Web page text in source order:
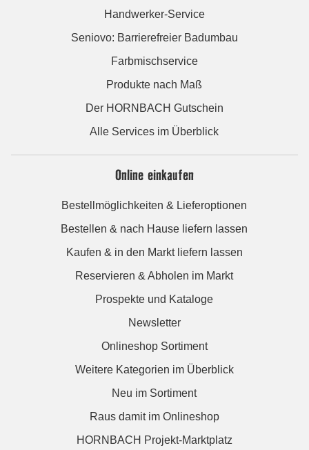
Handwerker-Service
Seniovo: Barrierefreier Badumbau
Farbmischservice
Produkte nach Maß
Der HORNBACH Gutschein
Alle Services im Überblick
Online einkaufen
Bestellmöglichkeiten & Lieferoptionen
Bestellen & nach Hause liefern lassen
Kaufen & in den Markt liefern lassen
Reservieren & Abholen im Markt
Prospekte und Kataloge
Newsletter
Onlineshop Sortiment
Weitere Kategorien im Überblick
Neu im Sortiment
Raus damit im Onlineshop
HORNBACH Projekt-Marktplatz